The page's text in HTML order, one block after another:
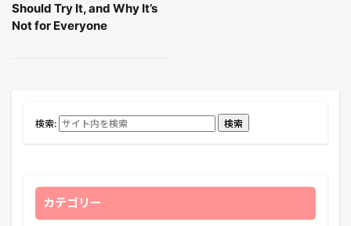
Should Try It, and Why It’s
Not for Everyone
検索: 検索
カテゴリー